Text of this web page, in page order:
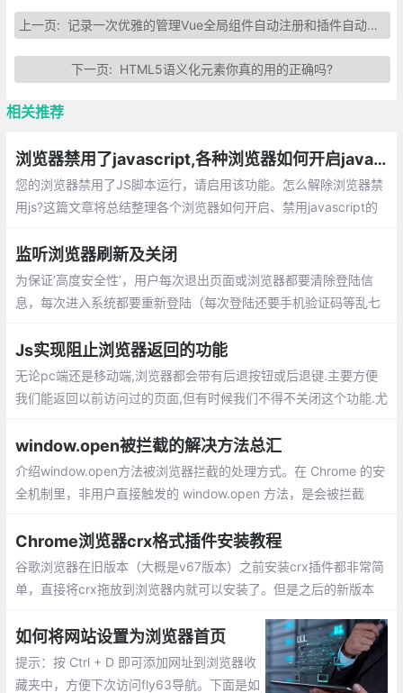
上一页:记录一次优雅的管理Vue全局组件自动注册和插件自动引入
下一页: HTML5语义化元素你真的用的正确吗?
相关推荐
浏览器禁用了javascript,各种浏览器如何开启javascript的方法总汇
您的浏览器禁用了JS脚本运行，请启用该功能。怎么解除浏览器禁
用js?这篇文章将总结整理各个浏览器如何开启、禁用javascript的
监听浏览器刷新及关闭
为保证‘高度安全性’，用户每次退出页面或浏览器都要清除登陆信
息，每次进入系统都要重新登陆（每次登陆还要手机验证码等乱七
可以清除登陆信息。
Js实现阻止浏览器返回的功能
无论pc端还是移动端,浏览器都会带有后退按钮或后退键.主要方便
我们能返回以前访问过的页面,但有时候我们不得不关闭这个功能.尤
window.open被拦截的解决方法总汇
介绍window.open方法被浏览器拦截的处理方式。在 Chrome 的安
全机制里，非用户直接触发的 window.open 方法，是会被拦截
方法解决：表单提交的方式、onclick事件、延迟打开等
Chrome浏览器crx格式插件安装教程
谷歌浏览器在旧版本（大概是v67版本）之前安装crx插件都非常简
单，直接将crx拖放到浏览器内就可以安装了。但是之后的新版本
插件
如何将网站设置为浏览器首页
提示：按 Ctrl + D 即可添加网址到浏览器收
藏夹中，方便下次访问fly63导航。下面是如